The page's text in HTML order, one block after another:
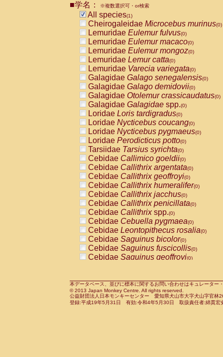
CebidaeCebus nigrivittatus
CebidaeCebus
CebidaeSaimiri boliviensis(0)
CebidaeSaimiri sciureus(0)
AtelidaeAlouatta caraya(0)
AtelidaeAlouatta fusca(0)
AtelidaeAlouatta seniculus
AtelidaeAlouattaspp.(0)
AtelidaeAteles belzebuth(0)
AtelidaeAteles geoffroyi(0)
AtelidaeAteles paniscus(0)
AtelidaeAtelesspp.(0)
Atelidae Lagothrix lagothricha
AtelidaeLagothrix lagothricha cana
PitheciidaeCacajao calvus
PitheciidaeCallicebus cupreus
PitheciidaeCallicebus donacophilus
PitheciidaeCallicebus moloch
PitheciidaeCallicebus torquatus
PitheciidaeCallicebusspp.(0)
PitheciidaeChiropotes satanas(0)
PitheciidaePithecia monachus
PitheciidaePithecia pithecia(0)
CercopithecidaeCercocebus agilis
CercopithecidaeCercocebus
CercopithecidaeCercocebus
CercopithecidaeCercocebus
CercopithecidaeCercocebus
CercopithecidaeCercocebushybrid
CercopithecidaePapio anubis(0)
CercopithecidaePapio cynocephalus
CercopithecidaePapio hamadryas(0)
■学名： ※複数選択可・or検索
All species(1)
Cheirogaleidae Microcebus murinus(0)
Lemuridae Eulemur fulvus(0)
Lemuridae Eulemur macaco(0)
Lemuridae Eulemur mongoz(0)
Lemuridae Lemur catta(0)
Lemuridae Varecia variegata(0)
Galagidae Galago senegalensis(0)
Galagidae Galago demidovii(0)
Galagidae Otolemur crassicaudatus(0)
Galagidae Galagidae spp.(0)
Loridae Loris tardigradus(0)
Loridae Nycticebus coucang(0)
Loridae Nycticebus pygmaeus(0)
Loridae Perodicticus potto(0)
Tarsiidae Tarsius syrichta(0)
Cebidae Callimico goeldii(0)
Cebidae Callithrix argentata(0)
Cebidae Callithrix geoffroyi(0)
Cebidae Callithrix humeralifer(0)
Cebidae Callithrix jacchus(0)
Cebidae Callithrix penicillata(0)
Cebidae Callithrixspp.(0)
Cebidae Cebuella pygmaea(0)
Cebidae Leontopithecus rosalia(0)
Cebidae Saguinus bicolor(0)
Cebidae Saguinus fuscicollis(0)
Cebidae Saguinus geoffroyi(0)
CebidaeSaguinus leucopus(0)
CebidaeSaguinus midas(0)
Cebidae Saguinus mystax(0)
本データベース、並びに標本に関するお問い合わせはキュレータ
© 2013 Japan Monkey Centre. All rights reserved.
公益財団法人日本モンキーセンター 愛知県犬山市大字犬山字官
登録:平成19年5月31日 有効:令和4年5月30日 取扱責任者:綿貫宏